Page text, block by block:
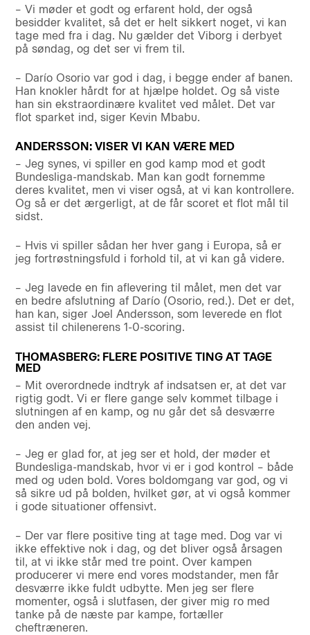
– Vi møder et godt og erfarent hold, der også
besidder kvalitet, så det er helt sikkert noget, vi kan
tage med fra i dag. Nu gælder det Viborg i derbyet
på søndag, og det ser vi frem til.
– Darío Osorio var god i dag, i begge ender af banen.
Han knokler hårdt for at hjælpe holdet. Og så viste
han sin ekstraordinære kvalitet ved målet. Det var
flot sparket ind, siger Kevin Mbabu.
ANDERSSON: VISER VI KAN VÆRE MED
– Jeg synes, vi spiller en god kamp mod et godt
Bundesliga-mandskab. Man kan godt fornemme
deres kvalitet, men vi viser også, at vi kan kontrollere.
Og så er det ærgerligt, at de får scoret et flot mål til
sidst.
– Hvis vi spiller sådan her hver gang i Europa, så er
jeg fortrøstningsfuld i forhold til, at vi kan gå videre.
– Jeg lavede en fin aflevering til målet, men det var
en bedre afslutning af Darío (Osorio, red.). Det er det,
han kan, siger Joel Andersson, som leverede en flot
assist til chilenerens 1-0-scoring.
THOMASBERG: FLERE POSITIVE TING AT TAGE
MED
– Mit overordnede indtryk af indsatsen er, at det var
rigtig godt. Vi er flere gange selv kommet tilbage i
slutningen af en kamp, og nu går det så desværre
den anden vej.
– Jeg er glad for, at jeg ser et hold, der møder et
Bundesliga-mandskab, hvor vi er i god kontrol – både
med og uden bold. Vores boldomgang var god, og vi
så sikre ud på bolden, hvilket gør, at vi også kommer
i gode situationer offensivt.
– Der var flere positive ting at tage med. Dog var vi
ikke effektive nok i dag, og det bliver også årsagen
til, at vi ikke står med tre point. Over kampen
producerer vi mere end vores modstander, men får
desværre ikke fuldt udbytte. Men jeg ser flere
momenter, også i slutfasen, der giver mig ro med
tanke på de næste par kampe, fortæller
cheftræneren.